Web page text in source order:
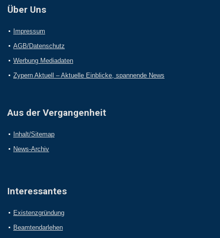
Über Uns
Impressum
AGB/Datenschutz
Werbung Mediadaten
Zypern Aktuell – Aktuelle Einblicke, spannende News
Aus der Vergangenheit
Inhalt/Sitemap
News-Archiv
Interessantes
Existenzgründung
Beamtendarlehen